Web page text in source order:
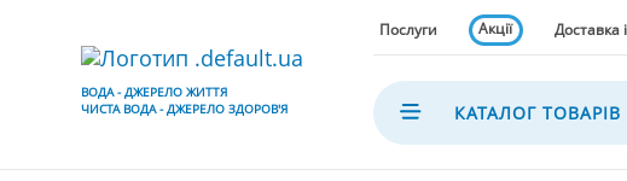
ВОДА - ДЖЕРЕЛО ЖИТТЯ
ЧИСТА ВОДА - ДЖЕРЕЛО ЗДОРОВ'Я
Послуги Акції Доставка
КАТАЛОГ ТОВАРІВ